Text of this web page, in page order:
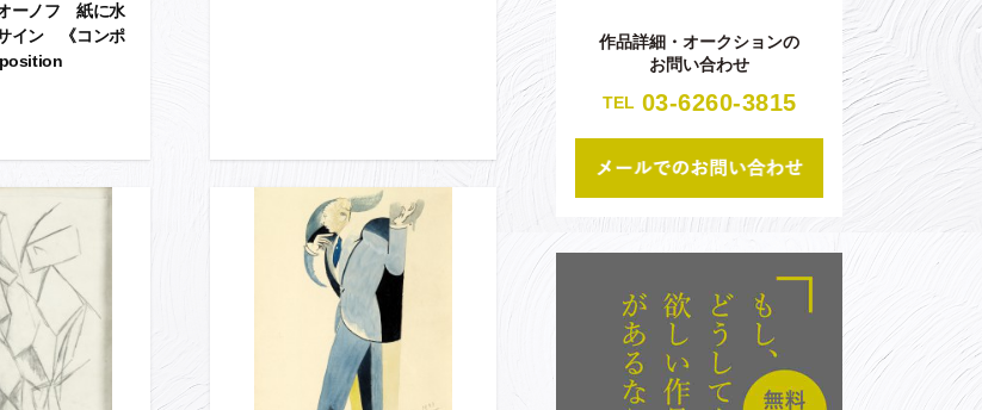
ーノフ 紙に水
イン 《コンポ
作品詳細・オークションの
お問い合わせ
TEL 03-6260-3815